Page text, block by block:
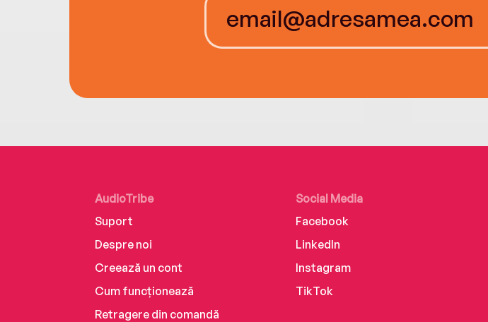
AudioTribe
Suport
Despre noi
Creează un cont
Cum funcționează
Retragere din comandă
Social Media
Facebook
LinkedIn
Instagram
TikTok